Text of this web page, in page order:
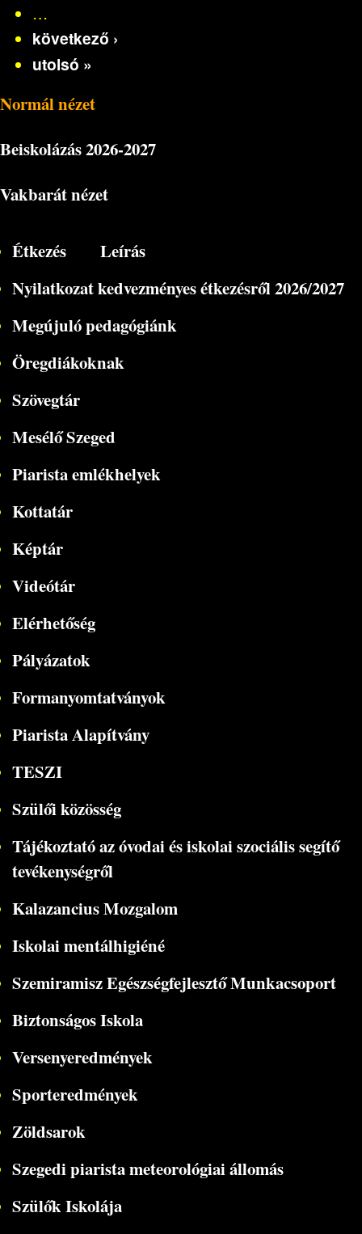
…
következő ›
utolsó »
Normál nézet
Beiskolázás2026-2027
Vakbarát nézet
Étkezés
Leírás
Nyilatkozat kedvezményes étkezésről 2026/2027
Megújuló pedagógiánk
Öregdiákoknak
Szövegtár
Mesélő Szeged
Piarista emlékhelyek
Kottatár
Képtár
Videótár
Elérhetőség
Pályázatok
Formanyomtatványok
Piarista Alapítvány
TESZI
Szülői közösség
Tájékoztató az óvodai és iskolai szociális segítő
tevékenységről
Kalazancius Mozgalom
Iskolai mentálhigiéné
Szemiramisz Egészségfejlesztő Munkacsoport
Biztonságos Iskola
Versenyeredmények
Sporteredmények
Zöldsarok
Szegedi piarista meteorológiai állomás
Szülők Iskolája